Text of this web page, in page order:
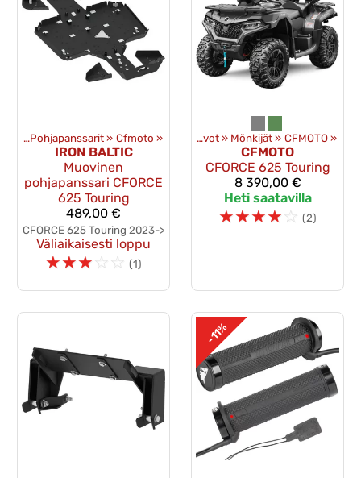
‪» Pohjapanssarit ‪» Cfmoto ‪»
IRON BALTIC
Muovinen
pohjapanssari CFORCE
625 Touring
489,00 €
CFORCE 625 Touring 2023->
Väliaikaisesti loppu
☆☆☆☆ ☆ (1)
Tuotteet ‪» Uudet ajoneuvot ‪» Mönkijät ‪» CFMOTO ‪»
CFMOTO
CFORCE 625 Touring
8 390,00 €
Heti saatavilla
☆☆☆☆☆ (2)
-11%